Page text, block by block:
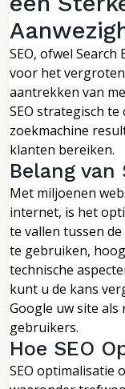
SEO, ofwel
voor het
aantrekken van
SEO strategisch
zoekmachine
klanten bereiken.
Belang
Met miljoenen
internet, is het
te vallen tussen
te gebruiken,
technische
kunt u de kans
Google uw site
gebruikers.
Hoe SEO
SEO optimalisatie